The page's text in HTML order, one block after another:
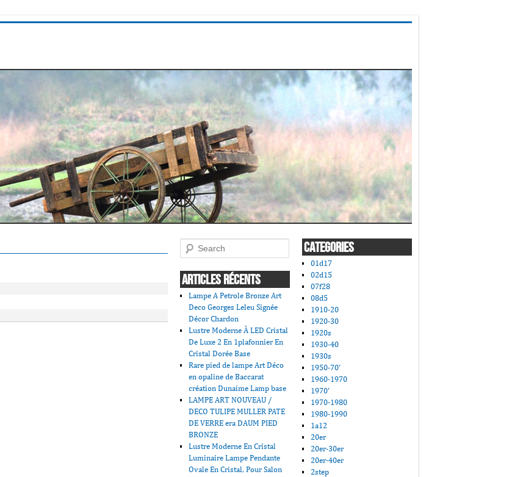
Search
ARTICLES RÉCENTS
Lampe A Petrole Bronze Art
Deco Georges Leleu Signée
Décor Chardon
Lustre Moderne À LED Cristal
De Luxe 2 En 1plafonnier En
Cristal Dorée Base
Rare pied de lampe Art Déco
en opaline de Baccarat
création Dunaime Lamp base
LAMPE ART NOUVEAU /
DECO TULIPE MULLER PATE
DE VERRE era DAUM PIED
BRONZE
Lustre Moderne En Cristal
Luminaire Lampe Pendante
Ovale En Cristal, Pour Salon
CATEGORIES
01d17
02d15
07f28
08d5
1910-20
1920-30
1920s
1930-40
1930s
1950-70'
1960-1970
1970'
1970-1980
1980-1990
1a12
20er
20er-30er
20er-40er
2step